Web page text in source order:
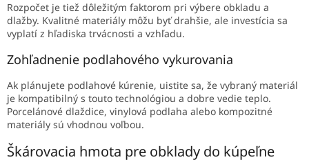
Rozpočet je tiež dôležitým faktorom pri výbere obkladu a
dlažby. Kvalitné materiály môžu byť drahšie, ale investícia sa
vyplatí z hľadiska trvácnosti a vzhľadu.
Zohľadnenie podlahového vykurovania
Ak plánujete podlahové kúrenie, uistite sa, že vybraný materiál
je kompatibilný s touto technológiou a dobre vedie teplo.
Porcelánové dlaždice, vinylová podlaha alebo kompozitné
materiály sú vhodnou voľbou.
Škárovacia hmota pre obklady do kúpeľne